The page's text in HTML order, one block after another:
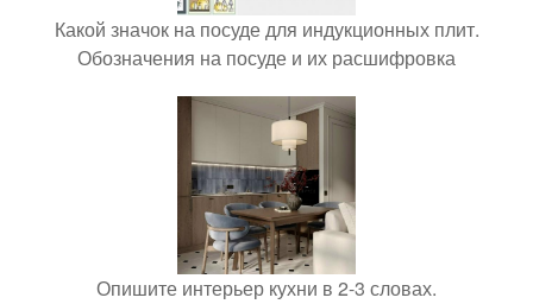
Какой значок на посуде для индукционных плит.
Обозначения на посуде и их расшифровка
Опишите интерьер кухни в 2-3 словах.